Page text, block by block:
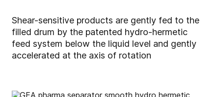
Shear-sensitive products are gently fed to the
filled drum by the patented hydro-hermetic
feed system below the liquid level and gently
accelerated at the axis of rotation